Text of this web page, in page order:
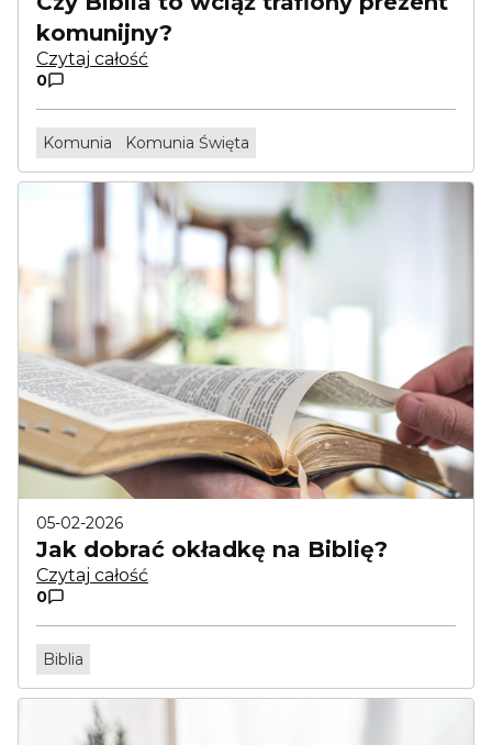
komunijny?
Czytaj całość
0
Komunia Komunia Święta
05-02-2026
Jak dobrać okładkę na Biblię?
Czytaj całość
0
Biblia